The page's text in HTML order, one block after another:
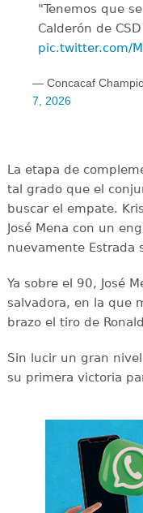
"Tenemos que
Calderón de
pic.twitter.com/
— Concacaf
7, 2026
La etapa de
tal grado que el
buscar el empate.
José Mena con un
nuevamente Estrada
Ya sobre el 90, José
salvadora, en la que
brazo el tiro de
Sin lucir un gran
su primera victoria